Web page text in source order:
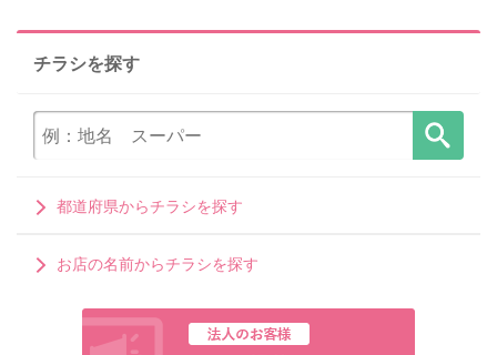
チラシを探す
都道府県からチラシを探す
お店の名前からチラシを探す